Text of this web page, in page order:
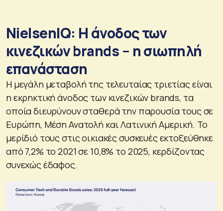
NielsenIQ: Η άνοδος των
κινεζικών brands – η σιωπηλή
επανάσταση
Η μεγάλη μεταβολή της τελευταίας τριετίας είναι
η εκρηκτική άνοδος των κινεζικών brands, τα
οποία διευρύνουν σταθερά την παρουσία τους σε
Ευρώπη, Μέση Ανατολή και Λατινική Αμερική. Το
μερίδιό τους στις οικιακές συσκευές εκτοξεύθηκε
από 7,2% το 2021 σε 10,8% το 2025, κερδίζοντας
συνεχώς έδαφος.